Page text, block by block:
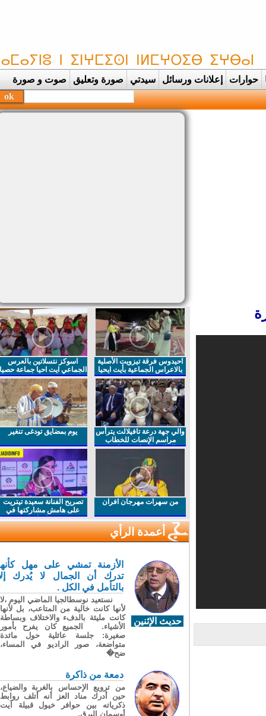
حوارات إعلانات ورسائل سيدتي صورة وتعليق صوت و صورة
احيدوس فرقة تيزويت الأصلية
بالاعراس الجماعية بأيت ايحيا
اسوكز نتسلاتين بالعرس
الجماعي ايت احيا جماعة حصيا
والي جهة درعة تافيلالت يترأس
مراسم الإنصات للخطاب
الملكي السامي بمناسبة
يوم بمضايق تودغى تنغير
من سهرات مهرجان افران
تصريح الفنانة سعيدة تيتريت
على هامش مشاركتها في
مهرجان افران
أعمدة الرأي
حديث الإثنين
الأزمنة تمشي على مهل كأنها
تدرك أن الجمال لا يُدرك إلا
بالتأمل في الكل .
نستعيد نوسطالجيا الماضي اليوم ،لا
لأنها كانت خالية من المتاعب، بل لأنها
كانت مليئة بالدفء والاختلاف وبساطة
الأشياء. الجميع كان يفرح بأمور
صغيرة: جلسة عائلية حول مائدة
متواضعة، صور الراديو في المساء،
ضح�
دمعة من ذاكرة
من ترويع الإحساس بالغربة والضياع،
حين أدرك مناد العز أنه أتلف روابط
ذكرياته بين حوافر خيول قبيلة آيت
أوسمان البرق.